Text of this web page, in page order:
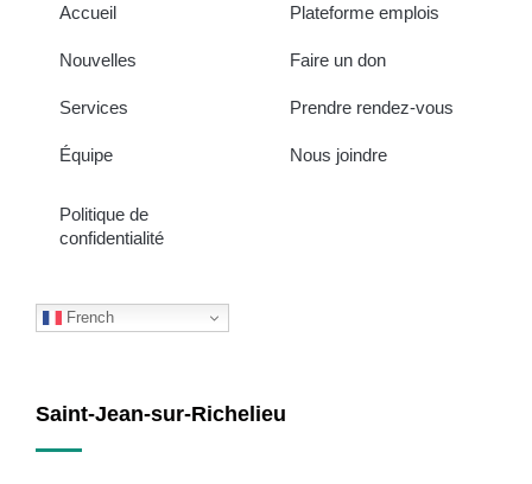
Accueil
Nouvelles
Services
Équipe
Plateforme emplois
Faire un don
Prendre rendez-vous
Nous joindre
Politique de
confidentialité
French
Saint-Jean-sur-Richelieu